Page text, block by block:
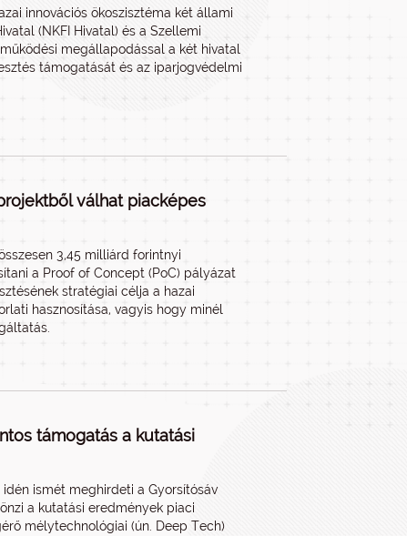
innovációs ökoszisztéma két állami
(NKFI Hivatal) és a Szellemi
megállapodással a két hivatal
támogatását és az iparjogvédelmi
válhat piacképes
3,45 milliárd forintnyi
a Proof of Concept (PoC) pályázat
stratégiai célja a hazai
hasznosítása, vagyis hogy minél
támogatás a kutatási
ismét meghirdeti a Gyorsítósáv
a kutatási eredmények piaci
mélytechnológiai (ún. Deep Tech)